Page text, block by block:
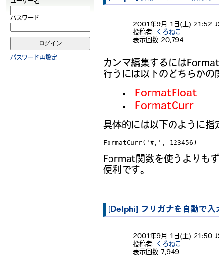
ユーザー名
パスワード
パスワード再設定
2001年9月 1日(土) 21:52
投稿者:
くろねこ
表示回数 20,794
カンマ編集するには
行うには以下のどちらかの
FormatFloat
FormatCurr
具体的には以下のように指
FormatCurr('#,', 123456)
Format関数を使うよりも
便利です。
[Delphi] フリガナを自動で
2001年9月 1日(土) 21:50
投稿者:
くろねこ
表示回数 7,949